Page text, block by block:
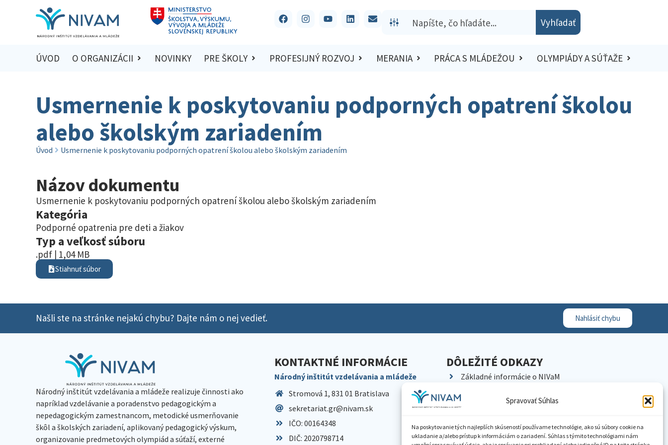
Spravovať Súhlas
Na poskytovanie tých najlepších skúseností používame technológie, ako sú súbory cookie na
ukladanie a/alebo prístup k informáciám o zariadení. Súhlas s týmito technológiami nám
Vyhľadať
ÚVOD O ORGANIZÁCII NOVINKY PRE ŠKOLY PROFESIJNÝ ROZVOJ MERANIA PRÁCA S MLÁDEŽOU OLYMPIÁDY A SÚŤAŽE
Usmernenie k poskytovaniu podporných opatrení školou
alebo školským zariadením
Úvod Usmernenie k poskytovaniu podporných opatrení školou alebo školským zariadením
Názov dokumentu
Usmernenie k poskytovaniu podporných opatrení školou alebo školským zariadením
Kategória
Podporné opatrenia pre deti a žiakov
Typ a veľkosť súboru
.pdf | 1,04 MB
Stiahnuť súbor
Našli ste na stránke nejakú chybu? Dajte nám o nej vedieť. Nahlásiť chybu
Národný inštitút vzdelávania a mládeže realizuje činnosti ako
napríklad vzdelávanie a poradenstvo pedagogickým a
nepedagogickým zamestnancom, metodické usmerňovanie
škôl a školských zariadení, aplikovaný pedagogický výskum,
organizovanie predmetových olympiád a súťaží, externé
KONTAKTNÉ INFORMÁCIE
Národný inštitút vzdelávania a mládeže
Stromová 1, 831 01 Bratislava
sekretariat.gr@nivam.sk
IČO: 00164348
DIČ: 2020798714
DÔLEŽITÉ ODKAZY
Základné informácie o NIVaM
Kariéra
Pracoviská NIVaM